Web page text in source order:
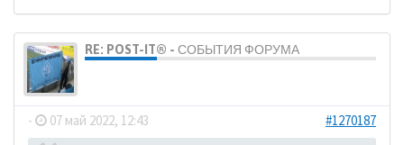
RE: POST-IT® - СОБЫТИЯ ФОРУМА
- 07 май 2022, 12:43 #1270187